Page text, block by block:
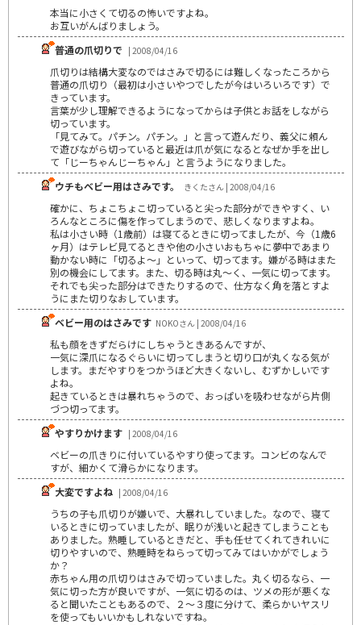
本当に小さくて切るの怖いですよね。
お互いがんばりましょう。
普通の爪切りで | 2008/04/16
爪切りは結構大変なのではさみで切るには難しくなったころから
普通の爪切り（最初は小さいやつでしたが今はいろいろです）で
きっています。
言葉が少し理解できるようになってからは子供とお話をしながら
切っています。
「見てみて。パチン。パチン。」と言って遊んだり、義父に頼ん
で遊びながら切っていると最近は爪が気になるとなぜか手を出し
て「じーちゃんじーちゃん」と言うようになりました。
ウチもベビー用はさみです。
きくたさん | 2008/04/16
確かに、ちょこちょこ切っていると尖った部分ができやすく、い
ろんなところに傷を作ってしまうので、悲しくなりますよね。
私は小さい時（1歳前）は寝てるときに切ってましたが、今（1歳6
ヶ月）はテレビ見てるときや他の小さいおもちゃに夢中であまり
動かない時に「切るよ～」といって、切ってます。嫌がる時はまた
別の機会にしてます。また、切る時は丸～く、一気に切ってます。
それでも尖った部分はできたりするので、仕方なく角を落とすよ
うにまた切りなおしています。
ベビー用のはさみです NOKOさん | 2008/04/16
私も顔をきずだらけにしちゃうときあるんですが、
一気に深爪になるぐらいに切ってしまうと切り口が丸くなる気が
します。まだやすりをつかうほど大きくないし、むずかしいです
よね。
起きているときは暴れちゃうので、おっぱいを吸わせながら片側
づつ切ってます。
やすりかけます | 2008/04/16
ベビーの爪きりに付いているやすり使ってます。コンビのなんで
すが、細かくて滑らかになります。
大変ですよね | 2008/04/16
うちの子も爪切りが嫌いで、大暴れしていました。なので、寝て
いるときに切っていましたが、眠りが浅いと起きてしまうことも
ありました。熟睡しているときだと、手も任せてくれてきれいに
切りやすいので、熟睡時をねらって切ってみてはいかがでしょう
か？
赤ちゃん用の爪切りはさみで切っていました。丸く切るなら、一
気に切った方が良いですが、一気に切るのは、ツメの形が悪くな
ると聞いたこともあるので、２～３度に分けて、柔らかいヤスリ
を使ってもいいかもしれないですね。